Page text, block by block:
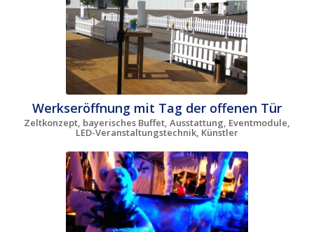
Werkseröffnung mit Tag der offenen Tür
Zeltkonzept, bayerisches Buffet, Ausstattung, Eventmodule,
LED-Veranstaltungstechnik, Künstler